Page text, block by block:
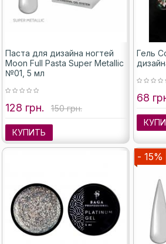
Паста для дизайна ногтей
Moon Full Pasta Super Metallic
№01, 5 мл
128 грн. 150 грн.
КУПИТЬ
Гель
68
- 15%